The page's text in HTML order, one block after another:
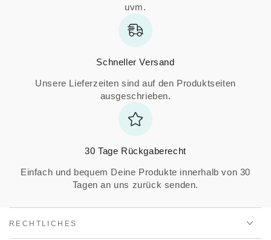
uvm.
Schneller Versand
Unsere Lieferzeiten sind auf den Produktseiten
ausgeschrieben.
30 Tage Rückgaberecht
Einfach und bequem Deine Produkte innerhalb von 30
Tagen an uns zurück senden.
RECHTLICHES